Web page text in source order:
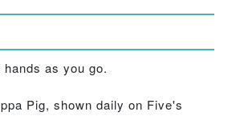
as you go.
Pig, shown daily on Five's